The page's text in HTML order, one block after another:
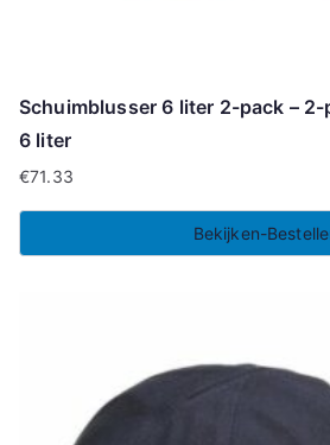
Schuimblusser 6 liter 2-pack –
6 liter
€71.33
Bekijken-